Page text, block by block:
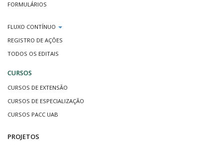
FORMULÁRIOS
FLUXO CONTÍNUO
REGISTRO DE AÇÕES
TODOS OS EDITAIS
CURSOS
CURSOS DE EXTENSÃO
CURSOS DE ESPECIALIZAÇÃO
CURSOS PACC UAB
PROJETOS